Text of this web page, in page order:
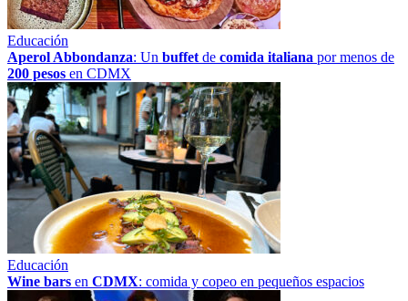
Educación
Aperol Abbondanza: Un buffet de comida italiana por menos de
200 pesos en CDMX
Educación
Wine bars en CDMX: comida y copeo en pequeños espacios